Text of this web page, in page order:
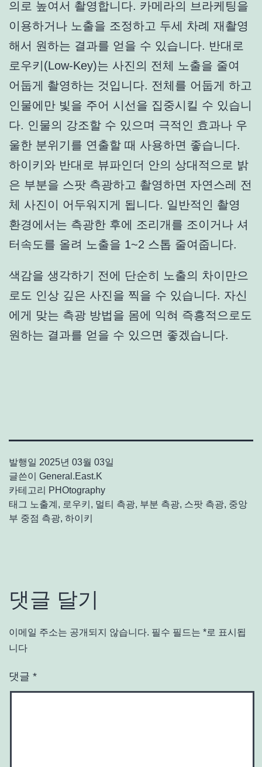
의로 높여서 촬영합니다. 카메라의 브라케팅을
이용하거나 노출을 조정하고 두세 차례 재촬영
해서 원하는 결과를 얻을 수 있습니다. 반대로
로우키(Low-Key)는 사진의 전체 노출을 줄여
어둡게 촬영하는 것입니다. 전체를 어둡게 하고
인물에만 빛을 주어 시선을 집중시킬 수 있습니
다. 인물의 강조할 수 있으며 극적인 효과나 우
울한 분위기를 연출할 때 사용하면 좋습니다.
하이키와 반대로 뷰파인더 안의 상대적으로 밝
은 부분을 스팟 측광하고 촬영하면 자연스레 전
체 사진이 어두워지게 됩니다. 일반적인 촬영
환경에서는 측광한 후에 조리개를 조이거나 셔
터속도를 올려 노출을 1~2 스톱 줄여줍니다.
색감을 생각하기 전에 단순히 노출의 차이만으
로도 인상 깊은 사진을 찍을 수 있습니다. 자신
에게 맞는 측광 방법을 몸에 익혀 즉흥적으로도
원하는 결과를 얻을 수 있으면 좋겠습니다.
발행일 2025년 03월 03일
글쓴이 General.East.K
카테고리
PHOtography
태그 노출계 , 로우키 , 멀티 측광, 부분 측광, 스팟 측광, 중앙
부 중점 측광, 하이키
댓글 달기
이메일 주소는 공개되지 않습니다. 필수 필드는 *로 표시됩
니다
댓글 *